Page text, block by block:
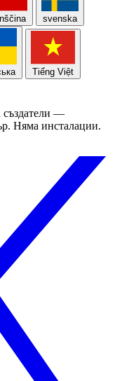
svenska
Tiếng Việt
създатели —
Няма инсталации.